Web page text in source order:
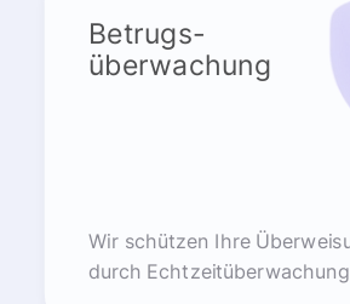
Betrugs-
überwachung
Wir schützen Ihre
durch